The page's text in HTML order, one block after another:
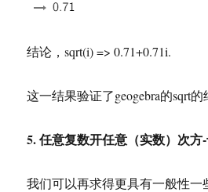
结论，sqrt(i) => 0.71+0.71i.
这一结果验证了geogebra的sqrt的
5. 任意复数开任意（实数）次方
我们可以再求得更具有一般性一